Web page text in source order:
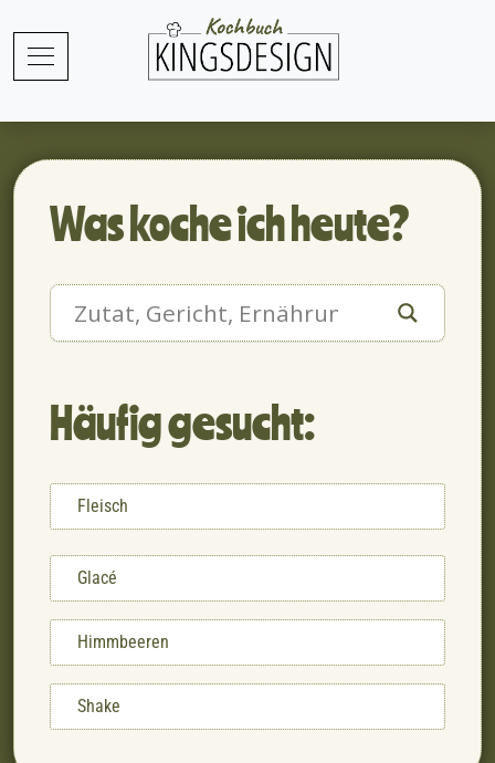
Was koche ich heute?
Häufig gesucht:
Fleisch
Glacé
Himmbeeren
Shake